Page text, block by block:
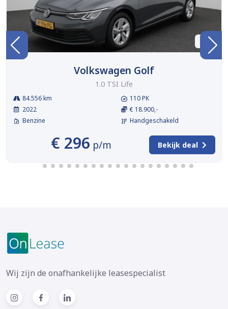
BTW
Volkswagen Golf
1.0 TSI Life
84.556 km
2022
Benzine
110 PK
€ 18.900,-
Handgeschakeld
€ 296 p/m Bekijk deal
Wij zijn de onafhankelijke leasespecialist